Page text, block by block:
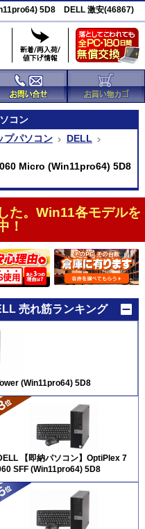
5D8 DELL 激安(46867)
コン
プパソコン
DELL
Micro (Win11pro64) 5D8
た。Win11各モデルを
！
売れ筋ランキング
(Win11pro64) 5D8
【即納パソコン】OptiPlex 7
SFF (Win11pro64) 5D8